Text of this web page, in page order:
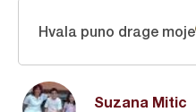
Suzana Mitic
Hvala puno drage moje